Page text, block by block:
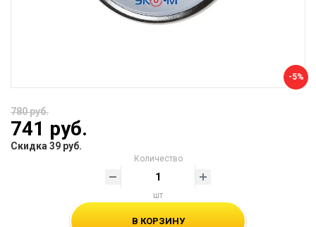
-5%
780 руб.
741 руб.
Скидка 39 руб.
Количество
шт
В КОРЗИНУ